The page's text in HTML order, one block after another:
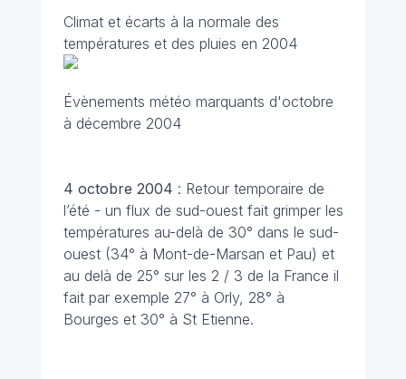
Climat et écarts à la normale des
températures et des pluies en 2004
Évènements météo marquants d'octobre
à décembre 2004
4 octobre 2004 : Retour temporaire de
l’été - un flux de sud-ouest fait grimper les
températures au-delà de 30° dans le sud-
ouest (34° à Mont-de-Marsan et Pau) et
au delà de 25° sur les 2 / 3 de la France il
fait par exemple 27° à Orly, 28° à
Bourges et 30° à St Etienne.